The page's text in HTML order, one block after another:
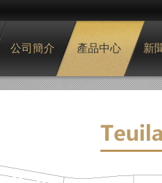
公司簡介 產品中心 新